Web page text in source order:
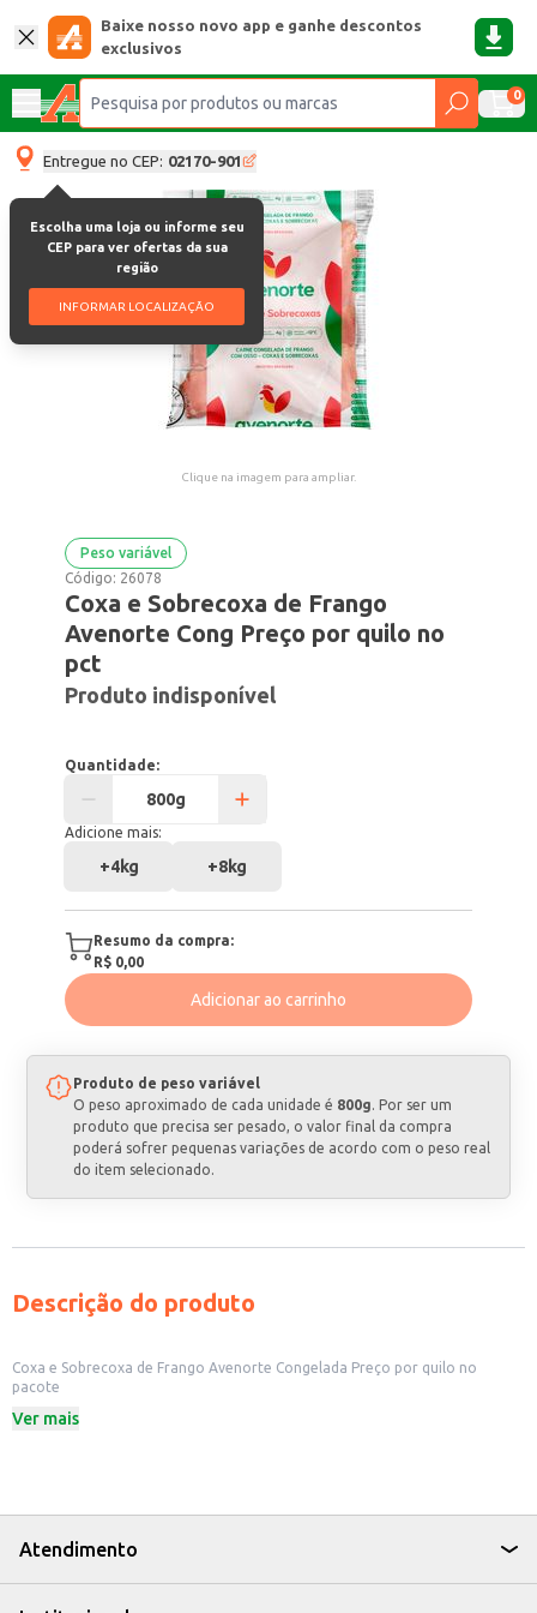
Baixe nosso novo app e ganhe descontos
exclusivos
0
Entregue no CEP: 02170-901
Escolha uma loja ou informe seu
CEP para ver ofertas da sua
região
INFORMAR LOCALIZAÇÃO
Clique na imagem para ampliar.
Peso variável
Código: 26078
Coxa e Sobrecoxa de Frango
Avenorte Cong Preço por quilo no
pct
Produto indisponível
Quantidade:
Adicione mais:
+4kg +8kg
Resumo da compra:
R$ 0,00
Adicionar ao carrinho
Produto de peso variável
O peso aproximado de cada unidade é 800g. Por ser um
produto que precisa ser pesado, o valor final da compra
poderá sofrer pequenas variações de acordo com o peso real
do item selecionado.
Descrição do produto
Coxa e Sobrecoxa de Frango Avenorte Congelada Preço por quilo no
pacote
pacote, oferece praticidade e rendimento para diversos estabelecimentos.
Preparo de pratos individuais ou em grandes quantidades para restaurantes
e similares.
Utilização em lanches, como sanduíches e wraps.
Ver mais
Atendimento